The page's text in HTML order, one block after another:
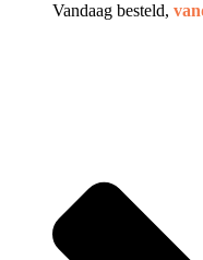
Vandaag besteld,